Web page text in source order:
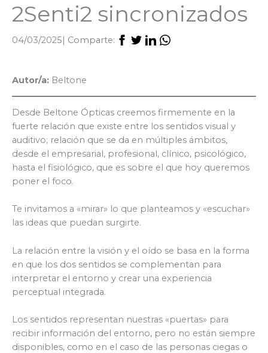
2Senti2 sincronizados
04/03/2025| Comparte:
Autor/a: Beltone
Desde Beltone Ópticas creemos firmemente en la
fuerte relación que existe entre los sentidos visual y
auditivo; relación que se da en múltiples ámbitos,
desde el empresarial, profesional, clínico, psicológico,
hasta el fisiológico, que es sobre el que hoy queremos
poner el foco.
Te invitamos a «mirar» lo que planteamos y «escuchar»
las ideas que puedan surgirte.
La relación entre la visión y el oído se basa en la forma
en que los dos sentidos se complementan para
interpretar el entorno y crear una experiencia
perceptual integrada.
Los sentidos representan nuestras «puertas» para
recibir información del entorno, pero no están siempre
disponibles, como en el caso de las personas ciegas o